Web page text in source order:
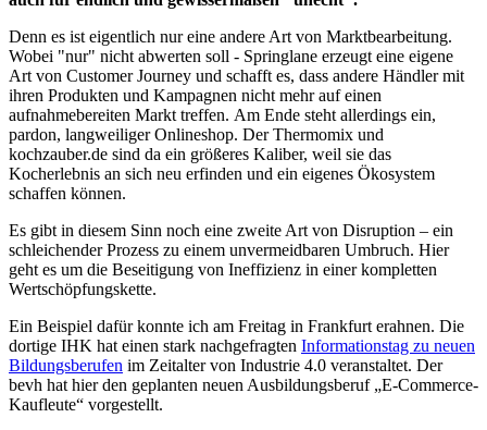
Denn es ist eigentlich nur eine andere Art von Marktbearbeitung.
Wobei "nur" nicht abwerten soll - Springlane erzeugt eine eigene
Art von Customer Journey und schafft es, dass andere Händler mit
ihren Produkten und Kampagnen nicht mehr auf einen
aufnahmebereiten Markt treffen. Am Ende steht allerdings ein,
pardon, langweiliger Onlineshop. Der Thermomix und
kochzauber.de sind da ein größeres Kaliber, weil sie das
Kocherlebnis an sich neu erfinden und ein eigenes Ökosystem
schaffen können.
Es gibt in diesem Sinn noch eine zweite Art von Disruption – ein
schleichender Prozess zu einem unvermeidbaren Umbruch. Hier
geht es um die Beseitigung von Ineffizienz in einer kompletten
Wertschöpfungskette.
Ein Beispiel dafür konnte ich am Freitag in Frankfurt erahnen. Die
dortige IHK hat einen stark nachgefragten Informationstag zu neuen
Bildungsberufen im Zeitalter von Industrie 4.0 veranstaltet. Der
bevh hat hier den geplanten neuen Ausbildungsberuf „E-Commerce-
Kaufleute“ vorgestellt.